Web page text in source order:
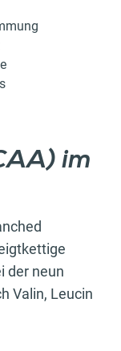
im
der neun
Valin, Leucin